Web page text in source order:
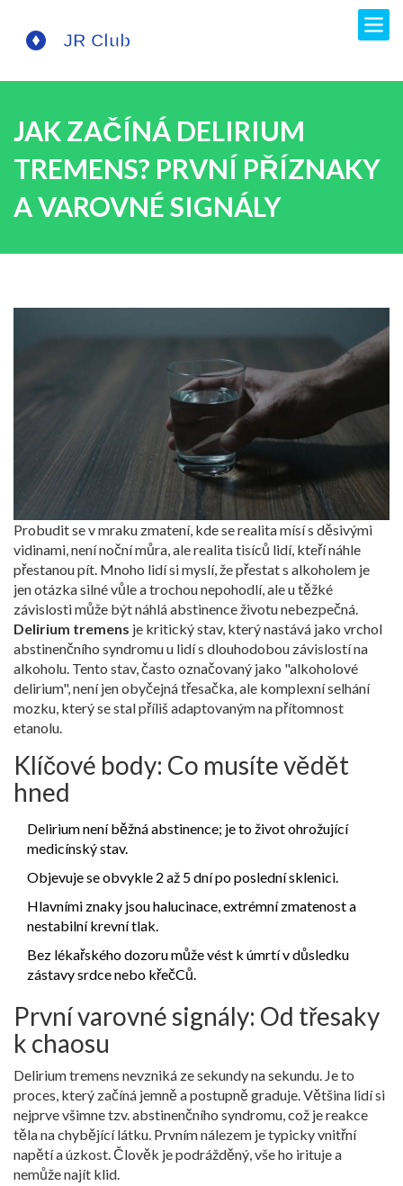
JAK ZAČÍNÁ DELIRIUM
TREMENS? PRVNÍ PŘÍZNAKY
A VAROVNÉ SIGNÁLY
Probudit se v mraku zmatení, kde se realita mísí s děsivými
vidinami, není noční můra, ale realita tisíců lidí, kteří náhle
přestanou pít. Mnoho lidí si myslí, že přestat s alkoholem je
jen otázka silné vůle a trochou nepohodlí, ale u těžké
závislosti může být náhlá abstinence životu nebezpečná.
Delirium tremens je kritický stav, který nastává jako vrchol
abstinenčního syndromu u lidí s dlouhodobou závislostí na
alkoholu . Tento stav, často označovaný jako "alkoholové
delirium", není jen obyčejná třesačka, ale komplexní selhání
mozku, který se stal příliš adaptovaným na přítomnost
etanolu.
Klíčové body: Co musíte vědět
hned
Delirium není běžná abstinence; je to život ohrožující
medicínský stav.
Objevuje se obvykle 2 až 5 dní po poslední sklenici.
Hlavními znaky jsou halucinace, extrémní zmatenost a
nestabilní krevní tlak.
Bez lékařského dozoru může vést k úmrtí v důsledku
zástavy srdce nebo křečCů.
První varovné signály: Od třesaky
k chaosu
Delirium tremens nevzniká ze sekundy na sekundu. Je to
proces, který začíná jemně a postupně graduje. Většina lidí si
nejprve všimne tzv. abstinenčního syndromu , což je reakce
těla na chybějící látku. Prvním nálezem je typicky vnitřní
napětí a úzkost. Člověk je podrážděný, vše ho irituje a
nemůže najít klid.